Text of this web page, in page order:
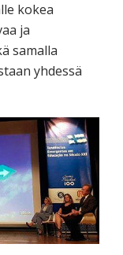
kokea
ja
samalla
yhdessä